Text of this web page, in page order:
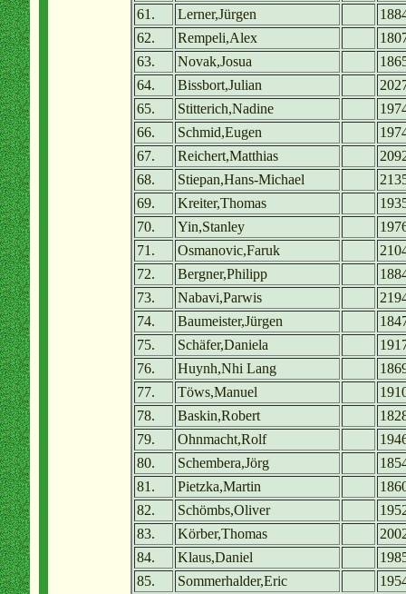
61.
Lerner,Jürgen
62.
Rempeli,Alex
63.
Novak,Josua
64.
Bissbort,Julian
65.
Stitterich,Nadine
66.
Schmid,Eugen
67.
Reichert,Matthias
68.
Stiepan,Hans-Michael
69.
Kreiter,Thomas
70.
Yin,Stanley
71.
Osmanovic,Faruk
72.
Bergner,Philipp
73.
Nabavi,Parwis
74.
Baumeister,Jürgen
75.
Schäfer,Daniela
76.
Huynh,Nhi Lang
77.
Töws,Manuel
78.
Baskin,Robert
79.
Ohnmacht,Rolf
80.
Schembera,Jörg
81.
Pietzka,Martin
82.
Schömbs,Oliver
83.
Körber,Thomas
84.
Klaus,Daniel
85.
Sommerhalder,Eric